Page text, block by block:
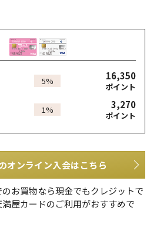
5% 16,350
ポイント
1% 3,270
ポイント
オンライン入会はこちら
お買物なら現金でもクレジットで
屋カードのご利用がおすすめで